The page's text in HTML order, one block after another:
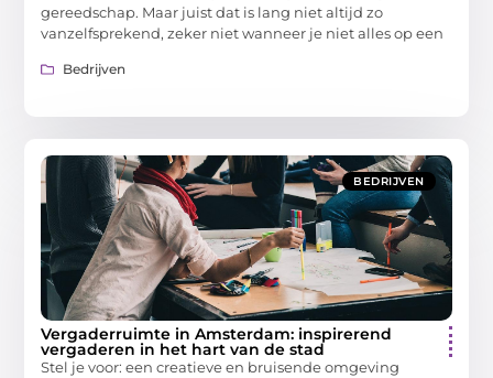
gereedschap. Maar juist dat is lang niet altijd zo
vanzelfsprekend, zeker niet wanneer je niet alles op een
Bedrijven
BEDRIJVEN
Vergaderruimte in Amsterdam: inspirerend
vergaderen in het hart van de stad
Stel je voor: een creatieve en bruisende omgeving